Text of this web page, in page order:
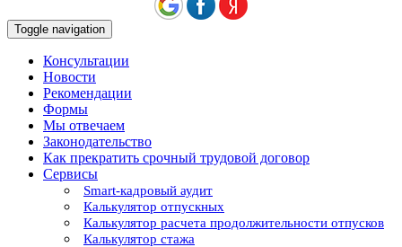
Toggle navigation
Консультации
Новости
Рекомендации
Формы
Мы отвечаем
Законодательство
Как прекратить срочный трудовой договор
Сервисы
Smart-кадровый аудит
Калькулятор отпускных
Калькулятор расчета продолжительности отпусков
Калькулятор стажа